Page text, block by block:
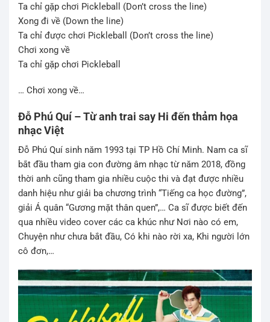
Ta chỉ gặp chơi Pickleball (Don’t cross the line)
Xong đi về (Down the line)
Ta chỉ được chơi Pickleball (Don’t cross the line)
Chơi xong về
Ta chỉ gặp chơi Pickleball
… Chơi xong về…
Đỗ Phú Quí – Từ anh trai say Hi đến thảm họa
nhạc Việt
Đỗ Phú Quí sinh năm 1993 tại TP Hồ Chí Minh. Nam ca sĩ
bắt đầu tham gia con đường âm nhạc từ năm 2018, đồng
thời anh cũng tham gia nhiều cuộc thi và đạt được nhiều
danh hiệu như giải ba chương trình “Tiếng ca học đường”,
giải Á quân “Gương mặt thân quen”,… Ca sĩ được biết đến
qua nhiều video cover các ca khúc như Nơi nào có em,
Chuyện như chưa bắt đầu, Có khi nào rời xa, Khi người lớn
cô đơn,…